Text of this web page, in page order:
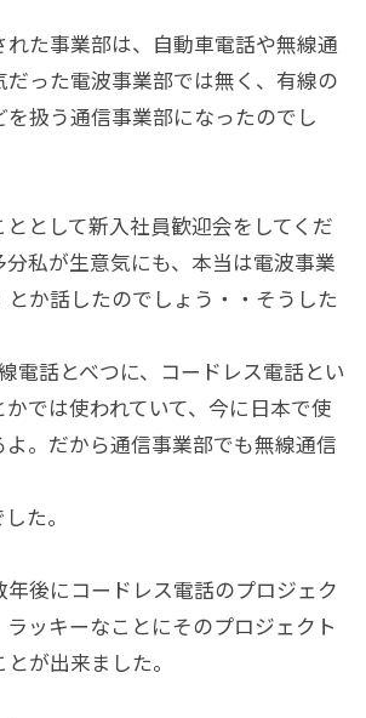
れた事業部は、自動車電話や無線通
った電波事業部では無く、有線の
扱う通信事業部になったのでし
として新入社員歓迎会をしてくだ
分私が生意気にも、本当は電波事業
とか話したのでしょう・・そうした
電話とべつに、コードレス電話とい
では使われていて、今に日本で使
。だから通信事業部でも無線通信
た。
後にコードレス電話のプロジェク
ラッキーなことにそのプロジェクト
が出来ました。